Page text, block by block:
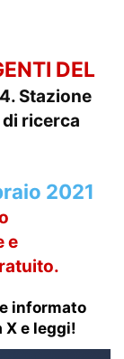
DEL
Stazione
ricerca
2021
e
informato
e leggi!